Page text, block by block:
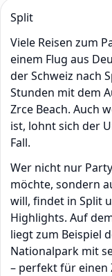
Split
Viele Reisen zum
einem Flug aus
der Schweiz nach
Stunden mit dem
Zrce Beach. Auch
ist, lohnt sich der
Fall.
Wer nicht nur
möchte, sondern
will, findet in Split
Highlights. Auf
liegt zum Beispiel
Nationalpark mit
– perfekt für einen